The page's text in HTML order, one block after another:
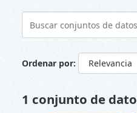
Ordenar por
1 conjunto de